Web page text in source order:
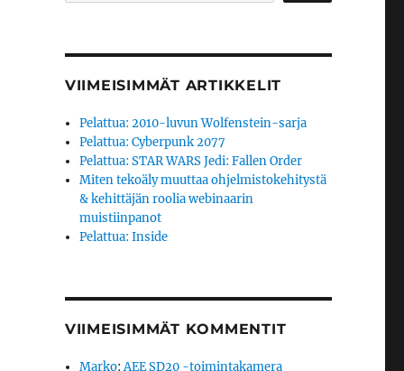
VIIMEISIMMÄT ARTIKKELIT
Pelattua: 2010-luvun Wolfenstein-sarja
Pelattua: Cyberpunk 2077
Pelattua: STAR WARS Jedi: Fallen Order
Miten tekoäly muuttaa ohjelmistokehitystä
& kehittäjän roolia webinaarin
muistiinpanot
Pelattua: Inside
VIIMEISIMMÄT KOMMENTIT
Marko:AEE SD20 -toimintakamera